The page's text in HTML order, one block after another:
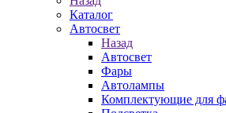
Каталог
Автосвет
Назад
Автосвет
Фары
Автолампы
Комплектующие для